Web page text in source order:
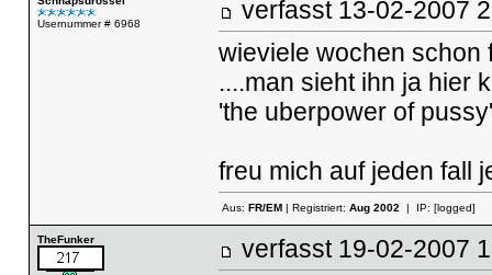
Usernummer # 6968
verfasst 13-02-
wieviele wochen schon
....man sieht ihn ja hier
'the uberpower of
freu mich auf jeden fall
Aus: FR/EM| Registriert: Aug 2002| IP: [logged]
TheFunker verfasst 19-02-